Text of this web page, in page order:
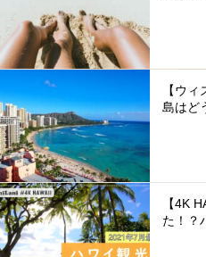
【ウ
島はど
【4K
た！？